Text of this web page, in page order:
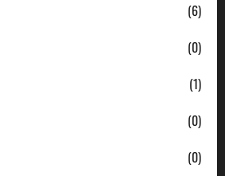
(6)
(0)
(1)
(0)
(0)